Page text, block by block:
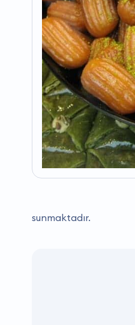
sunmaktadır.